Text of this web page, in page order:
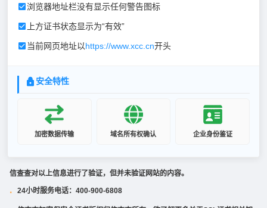
浏览器地址栏没有显示任何警告图标
上方证书状态显示为“有效”
当前网页地址以https://www.xcc.cn开头
安全特性
加密数据传输 域名所有权确认 企业身份鉴证
信查查对以上信息进行了验证，但并未验证网站的内容。
· 24小时服务电话：400-900-6808